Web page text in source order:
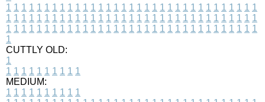
1 1 1 1 1 1 1 1 1 1 1 1 1 1 1 1 1 1 1 1 1 1 1 1 1 1 1 1 1 1 1 1 1
1 1 1 1 1 1 1 1 1 1 1 1 1 1 1 1 1 1 1 1 1 1 1 1 1 1 1 1 1 1 1 1 1
1 1 1 1 1 1 1 1 1 1 1 1 1 1 1 1 1 1 1 1 1 1 1 1 1 1 1 1 1 1 1 1 1
1
CUTTLY OLD:
1
1 1 1 1 1 1 1 1 1 1
MEDIUM:
1 1 1 1 1 1 1 1 1 1